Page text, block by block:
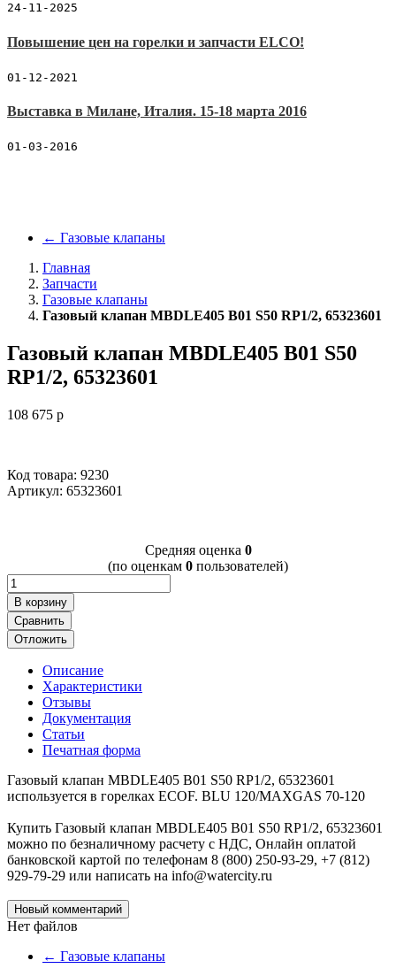
24-11-2025
Повышение цен на горелки и запчасти ELCO!
01-12-2021
Выставка в Милане, Италия. 15-18 марта 2016
01-03-2016
← Газовые клапаны
Главная
Запчасти
Газовые клапаны
Газовый клапан MBDLE405 B01 S50 RP1/2, 65323601
Газовый клапан MBDLE405 B01 S50
RP1/2, 65323601
108 675 p
Код товара: 9230
Артикул: 65323601
Cредняя оценка 0
(по оценкам 0 пользователей)
В корзину
Сравнить
Отложить
Описание
Характеристики
Отзывы
Документация
Статьи
Печатная форма
Газовый клапан MBDLE405 B01 S50 RP1/2, 65323601
используется в горелках ECOF. BLU 120/MAXGAS 70-120
Купить Газовый клапан MBDLE405 B01 S50 RP1/2, 65323601
можно по безналичному расчету с НДС, Онлайн оплатой
банковской картой по телефонам 8 (800) 250-93-29, +7 (812)
929-79-29 или написать на info@watercity.ru
Новый комментарий
Нет файлов
← Газовые клапаны